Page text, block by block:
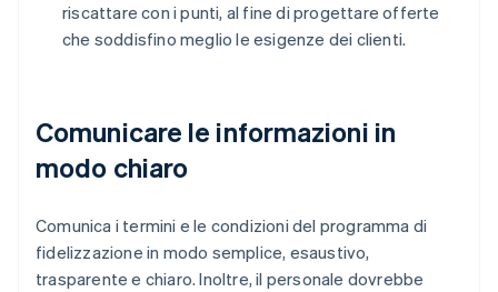
riscattare con i punti, al fine di progettare offerte
che soddisfino meglio le esigenze dei clienti.
Comunicare le informazioni in
modo chiaro
Comunica i termini e le condizioni del programma di
fidelizzazione in modo semplice, esaustivo,
trasparente e chiaro. Inoltre, il personale dovrebbe